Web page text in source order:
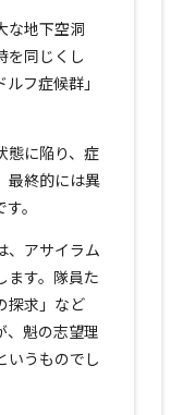
な地下空洞
を同じくし
フ症候群」
態に陥り、症
最終的には異
。
、アサイラム
ます。隊員た
探求」など
、魁の志望理
いうものでし